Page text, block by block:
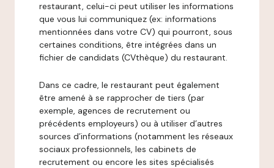
restaurant, celui-ci peut utiliser les informations
que vous lui communiquez (ex: informations
mentionnées dans votre CV) qui pourront, sous
certaines conditions, être intégrées dans un
fichier de candidats (CVthèque) du restaurant.
Dans ce cadre, le restaurant peut également
être amené à se rapprocher de tiers (par
exemple, agences de recrutement ou
précédents employeurs) ou à utiliser d’autres
sources d’informations (notamment les réseaux
sociaux professionnels, les cabinets de
recrutement ou encore les sites spécialisés